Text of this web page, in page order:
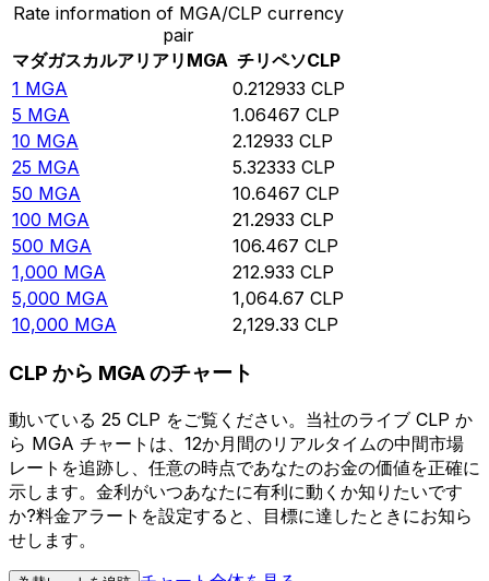
Rate information of MGA/CLP currency
pair
マダガスカルアリアリ MGA チリペソCLP
1 MGA 0.212933 CLP
5 MGA 1.06467 CLP
10 MGA 2.12933 CLP
25 MGA 5.32333 CLP
50 MGA 10.6467 CLP
100 MGA 21.2933 CLP
500 MGA 106.467 CLP
1,000 MGA 212.933 CLP
5,000 MGA 1,064.67 CLP
10,000 MGA 2,129.33 CLP
CLP から MGA のチャート
動いている 25 CLP をご覧ください。当社のライブ CLP か
ら MGA チャートは、12か月間のリアルタイムの中間市場
レートを追跡し、任意の時点であなたのお金の価値を正確に
示します。金利がいつあなたに有利に動くか知りたいです
か?料金アラートを設定すると、目標に達したときにお知ら
せします。